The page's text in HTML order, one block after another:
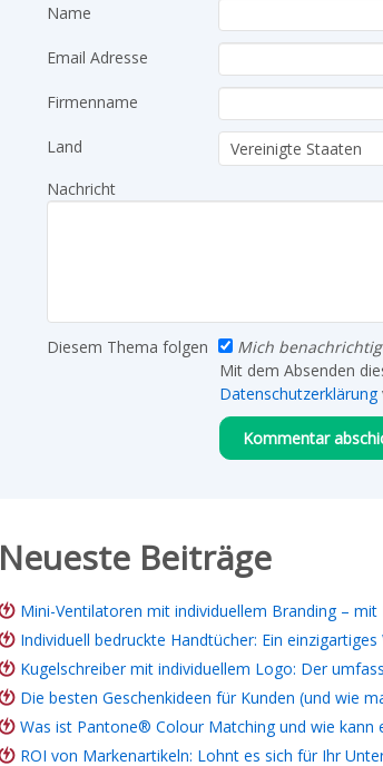
Name
Email Adresse
Firmenname
Land
Nachricht
Diesem Thema folgen
Mich
Mit dem Absenden
Datenschutzerklärung
Neueste Beiträge
Mini-Ventilatoren mit individuellem Branding –
Individuell bedruckte Handtücher: Ein
Kugelschreiber mit individuellem Logo: Der
Die besten Geschenkideen für Kunden (und wie
Was ist Pantone® Colour Matching und wie kann
ROI von Markenartikeln: Lohnt es sich für Ihr